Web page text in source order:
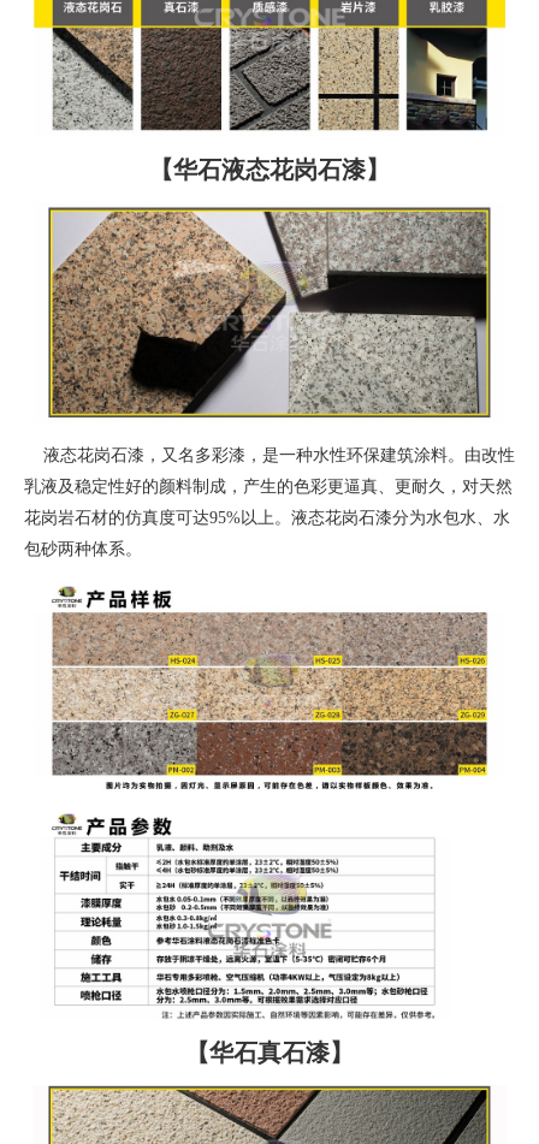
【华石液态花岗石漆】
液态花岗石漆，又名多彩漆，是一种水性环保建筑涂料。由改性
乳液及稳定性好的颜料制成，产生的色彩更逼真、更耐久，对天然
花岗岩石材的仿真度可达95%以上。液态花岗石漆分为水包水、水
包砂两种体系。
【华石真石漆】